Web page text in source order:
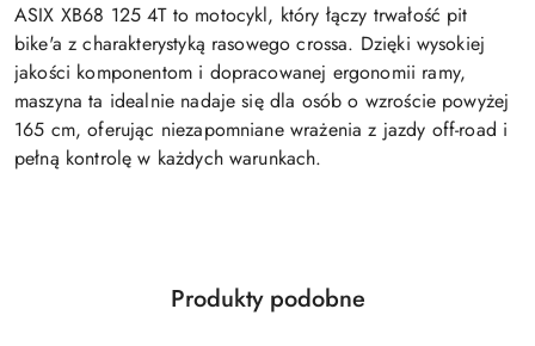
ASIX XB68 125 4T to motocykl, który łączy trwałość pit
bike'a z charakterystyką rasowego crossa. Dzięki wysokiej
jakości komponentom i dopracowanej ergonomii ramy,
maszyna ta idealnie nadaje się dla osób o wzroście powyżej
165 cm, oferując niezapomniane wrażenia z jazdy off-road i
pełną kontrolę w każdych warunkach.
Pomiń karuzelę produktów
Produkty
Produkty podobne